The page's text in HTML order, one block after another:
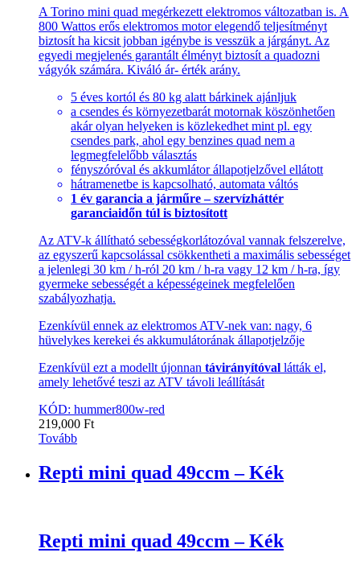
A Torino mini quad megérkezett elektromos változatban is. A
800 Wattos erős elektromos motor elegendő teljesítményt
biztosít ha kicsit jobban igénybe is vesszük a járgányt. Az
egyedi megjelenés garantált élményt biztosít a quadozni
vágyók számára. Kiváló ár- érték arány.
5 éves kortól és 80 kg alatt bárkinek ajánljuk
a csendes és környezetbarát motornak köszönhetően
akár olyan helyeken is közlekedhet mint pl. egy
csendes park, ahol egy benzines quad nem a
legmegfelelőbb választás
fényszóróval és akkumlátor állapotjelzővel ellátott
hátramenetbe is kapcsolható, automata váltós
1 év garancia a járműre – szervízháttér
garanciaidőn túl is biztosított
Az ATV-k állítható sebességkorlátozóval vannak felszerelve,
az egyszerű kapcsolással csökkentheti a maximális sebességet
a jelenlegi 30 km / h-ról 20 km / h-ra vagy 12 km / h-ra, így
gyermeke sebességét a képességeinek megfelelően
szabályozhatja.
Ezenkívül ennek az elektromos ATV-nek van: nagy, 6
hüvelykes kerekei és akkumulátorának állapotjelzője
Ezenkívül ezt a modellt újonnan távirányítóval látták el,
amely lehetővé teszi az ATV távoli leállítását
KÓD: hummer800w-red
219,000 Ft
Tovább
Repti mini quad 49ccm – Kék
Repti mini quad 49ccm – Kék